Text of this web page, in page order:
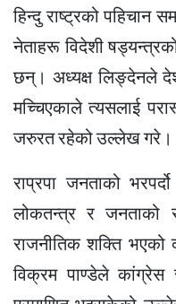
हिन्दु राष्ट्रको पहिचान
नेताहरू विदेशी
छन्। अध्यक्ष लिङ्देनले
मच्चिएकाले त्यसलाई
जरुरत रहेको उल्लेख गरे।
राप्रपा जनताको
लोकतन्त्र र जनताको
राजनीतिक शक्ति भएको
विक्रम पाण्डेले